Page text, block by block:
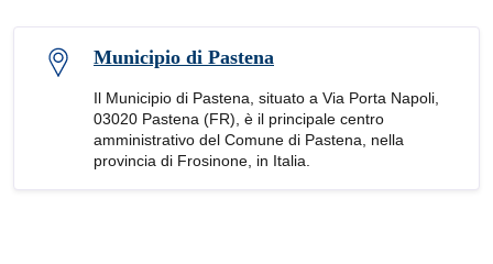
Municipio di Pastena
Il Municipio di Pastena, situato a Via Porta Napoli,
03020 Pastena (FR), è il principale centro
amministrativo del Comune di Pastena, nella
provincia di Frosinone, in Italia.